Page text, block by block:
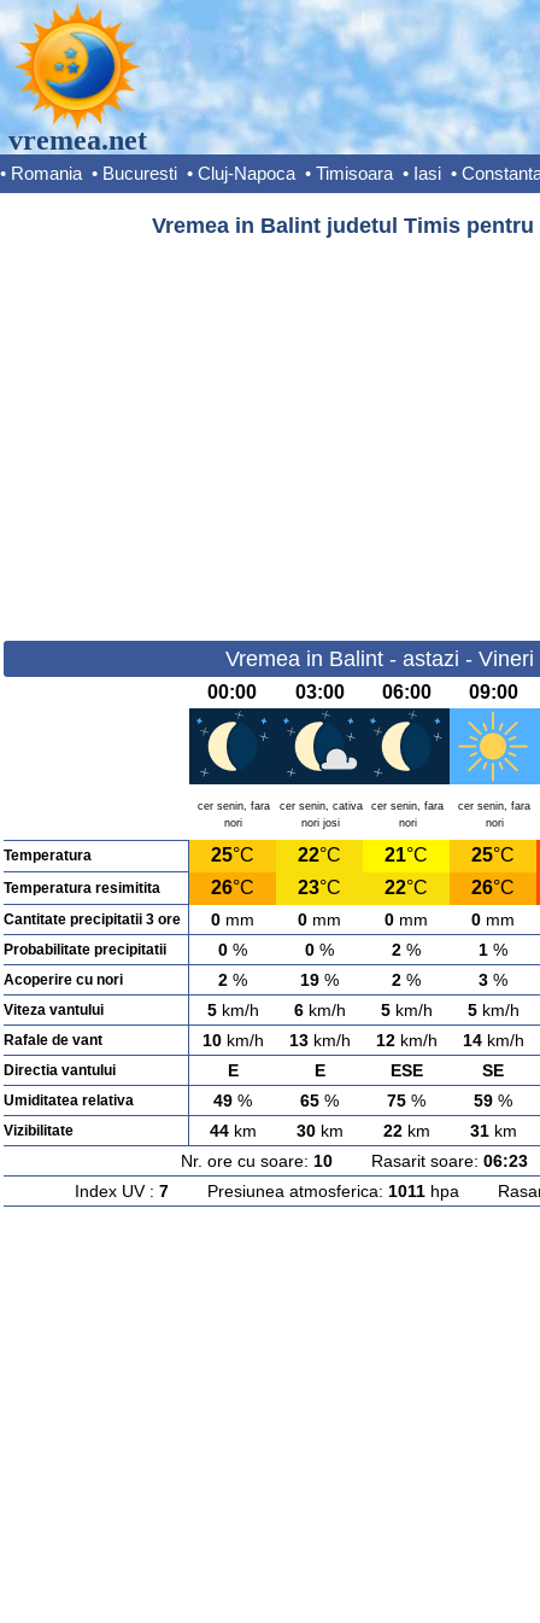
vremea.net
• Romania • Bucuresti • Cluj-Napoca • Timisoara • Iasi •
Vremea in Balint judetul Timis
Vremea in Balint - astazi -
00:00 03:00 06:00 09:00
cer senin, fara
nori
cer senin, cativa
nori josi
cer senin, fara
nori
cer senin, fara
nori
Temperatura 25°C 22°C 21°C 25°C
Temperatura resimitita 26°C 23°C 22°C 26°C
Cantitate precipitatii 3 ore 0 mm 0 mm 0 mm 0 mm
Probabilitate precipitatii 0 % 0 % 2 % 1 %
Acoperire cu nori 2 % 19 % 2 % 3 %
Viteza vantului 5km/h 6km/h 5km/h 5km/h
Rafale de vant 10km/h 13km/h 12km/h 14km/h
Directia vantului E E ESE SE
Umiditatea relativa 49 % 65 % 75 % 59 %
Vizibilitate 44km 30km 22km 31km
Nr. ore cu soare: 10Rasarit soare: 06:23
Index UV : 7 Presiunea atmosferica: 1011 hpa